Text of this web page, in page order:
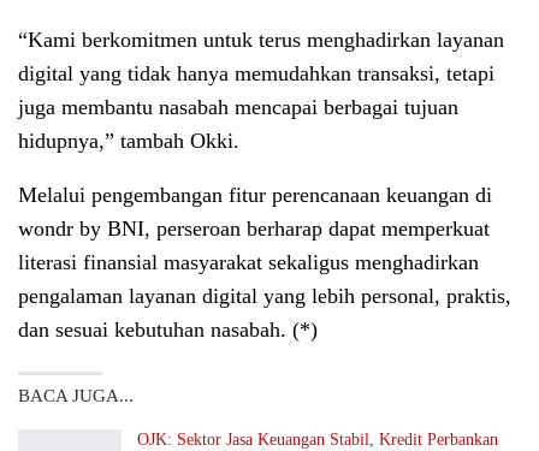
“Kami berkomitmen untuk terus menghadirkan layanan
digital yang tidak hanya memudahkan transaksi, tetapi
juga membantu nasabah mencapai berbagai tujuan
hidupnya,” tambah Okki.
Melalui pengembangan fitur perencanaan keuangan di
wondr by BNI, perseroan berharap dapat memperkuat
literasi finansial masyarakat sekaligus menghadirkan
pengalaman layanan digital yang lebih personal, praktis,
dan sesuai kebutuhan nasabah. (*)
BACA JUGA...
OJK: Sektor Jasa Keuangan Stabil, Kredit Perbankan